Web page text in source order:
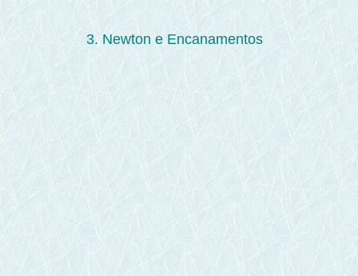
3. Newton e Encanamentos